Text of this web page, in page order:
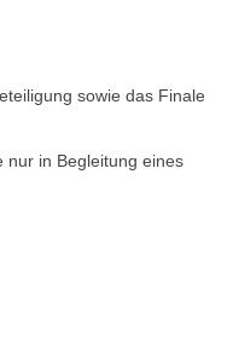
sowie das Finale
nur in Begleitung eines